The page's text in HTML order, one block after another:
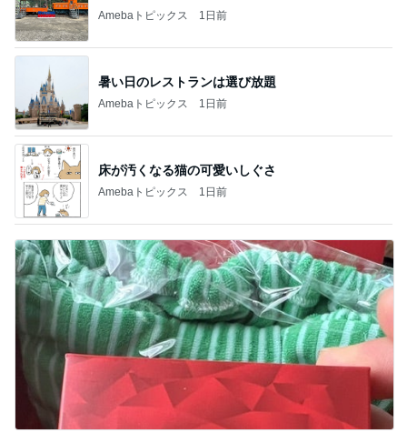
Amebaトピックス 1日前
暑い日のレストランは選び放題
Amebaトピックス 1日前
床が汚くなる猫の可愛いしぐさ
Amebaトピックス 1日前